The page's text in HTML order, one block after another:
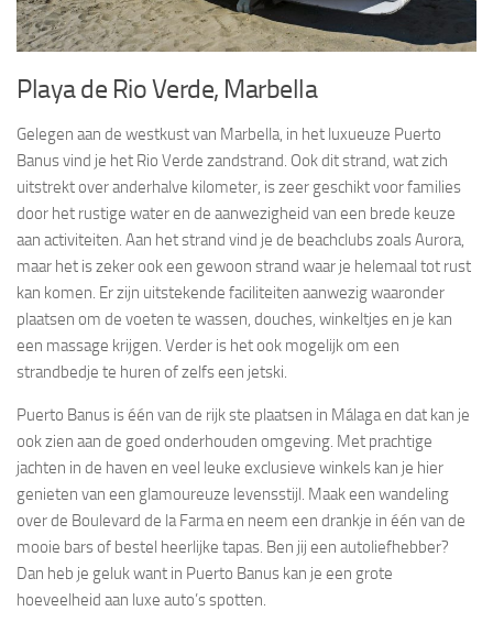
Playa de Rio Verde, Marbella
Gelegen aan de westkust van Marbella, in het luxueuze Puerto
Banus vind je het Rio Verde zandstrand. Ook dit strand, wat zich
uitstrekt over anderhalve kilometer, is zeer geschikt voor families
door het rustige water en de aanwezigheid van een brede keuze
aan activiteiten. Aan het strand vind je de beachclubs zoals Aurora,
maar het is zeker ook een gewoon strand waar je helemaal tot rust
kan komen. Er zijn uitstekende faciliteiten aanwezig waaronder
plaatsen om de voeten te wassen, douches, winkeltjes en je kan
een massage krijgen. Verder is het ook mogelijk om een
strandbedje te huren of zelfs een jetski.
Puerto Banus is één van de rijk ste plaatsen in Málaga en dat kan je
ook zien aan de goed onderhouden omgeving. Met prachtige
jachten in de haven en veel leuke exclusieve winkels kan je hier
genieten van een glamoureuze levensstijl. Maak een wandeling
over de Boulevard de la Farma en neem een drankje in één van de
mooie bars of bestel heerlijke tapas. Ben jij een autoliefhebber?
Dan heb je geluk want in Puerto Banus kan je een grote
hoeveelheid aan luxe auto’s spotten.